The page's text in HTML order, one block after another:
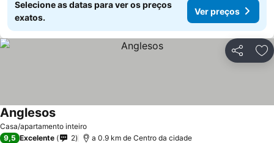
Selecione as datas para ver os preços
exatos.
Ver preços
Partilhar
Casa/apartamento inteiro
AnglesosVer preços
9,5 Excelente 2 a 0.9 km de Centro da cidade